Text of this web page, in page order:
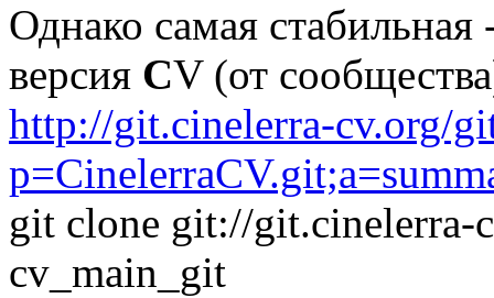
Однако самая
версия CV (от
http://git.cinelerra-cv.org/
git clone git://git.cinelerra-
cv_main_git